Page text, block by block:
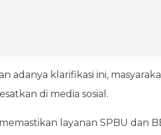
adanya klarifikasi ini,
di media sosial.
layanan SPBU dan